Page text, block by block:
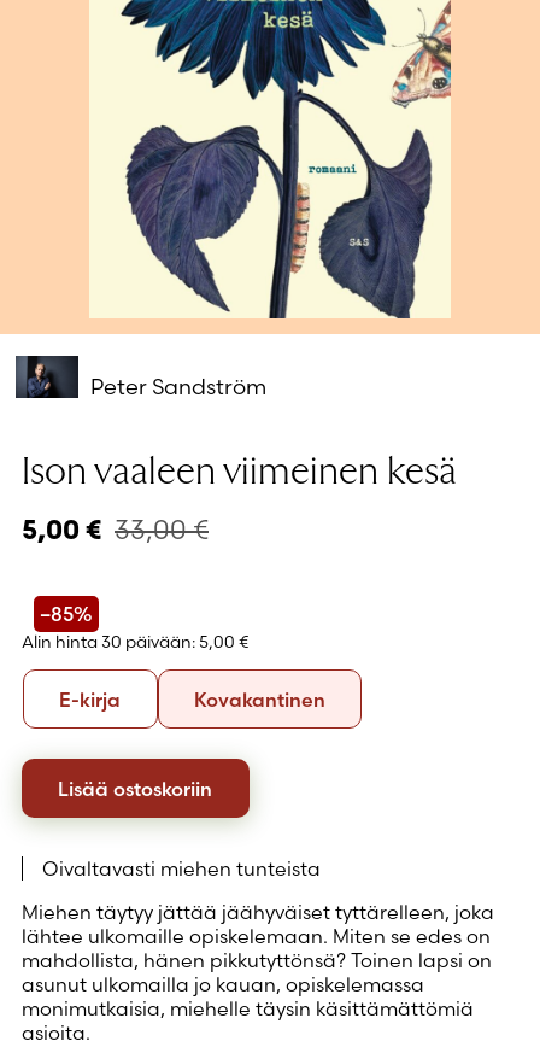
Salasana unohtunut?
Eikö sinulla ole tiliä?
Peter Sandström
Ison vaaleen viimeinen kesä
5,00 € 33,00€
–85%
Alin hinta 30 päivään: 5,00 €
Formaatti
E-kirja
kirja
KovakantinenKovakantinen
Lisää ostoskoriin
Oivaltavasti miehen tunteista
Miehen täytyy jättää jäähyväiset tyttärelleen, joka
lähtee ulkomaille opiskelemaan. Miten se edes on
mahdollista, hänen pikkutyttönsä? Toinen lapsi on
asunut ulkomailla jo kauan, opiskelemassa
monimutkaisia, miehelle täysin käsittämättömiä
asioita.